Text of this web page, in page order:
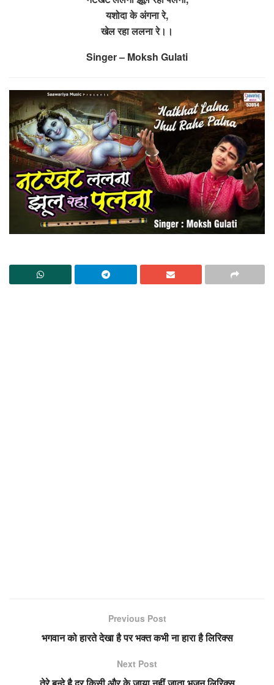
यशोदा के अंगना रे,
खेल रहा ललना रे।।
Singer – Moksh Gulati
Previous Post
भगवान को हारते देखा है पर भक्त कभी ना हारा है लिरिक्स
Next Post